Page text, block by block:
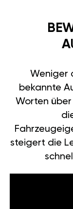
Weniger
bekannte
Worten
steigert die